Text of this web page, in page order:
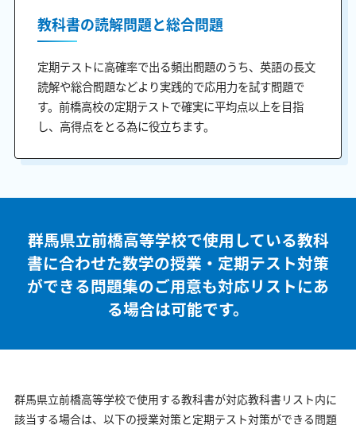
教科書の読解問題と総合問題
定期テストに高確率で出る頻出問題のうち、英語の長文
読解や総合問題などより実践的で応用力を試す問題で
す。前橋高校の定期テストで確実に平均点以上を目指
し、高得点をとる為に役立ちます。
群馬県立前橋高等学校で使用している教科
書に合わせた数学の授業・定期テスト対策
ができる問題集のご用意も対応リストにあ
る場合は可能です。
群馬県立前橋高等学校で使用する教科書が対応教科書リスト内に
該当する場合は、以下の授業対策と定期テスト対策ができる問題